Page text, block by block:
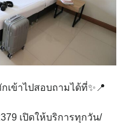
เข้าไปสอบถามได้ที่✨📍
เปิดให้บริการทุกวัน/